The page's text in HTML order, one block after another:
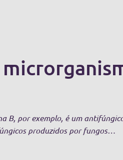
B, por exemplo, é um
produzidos por fungos…